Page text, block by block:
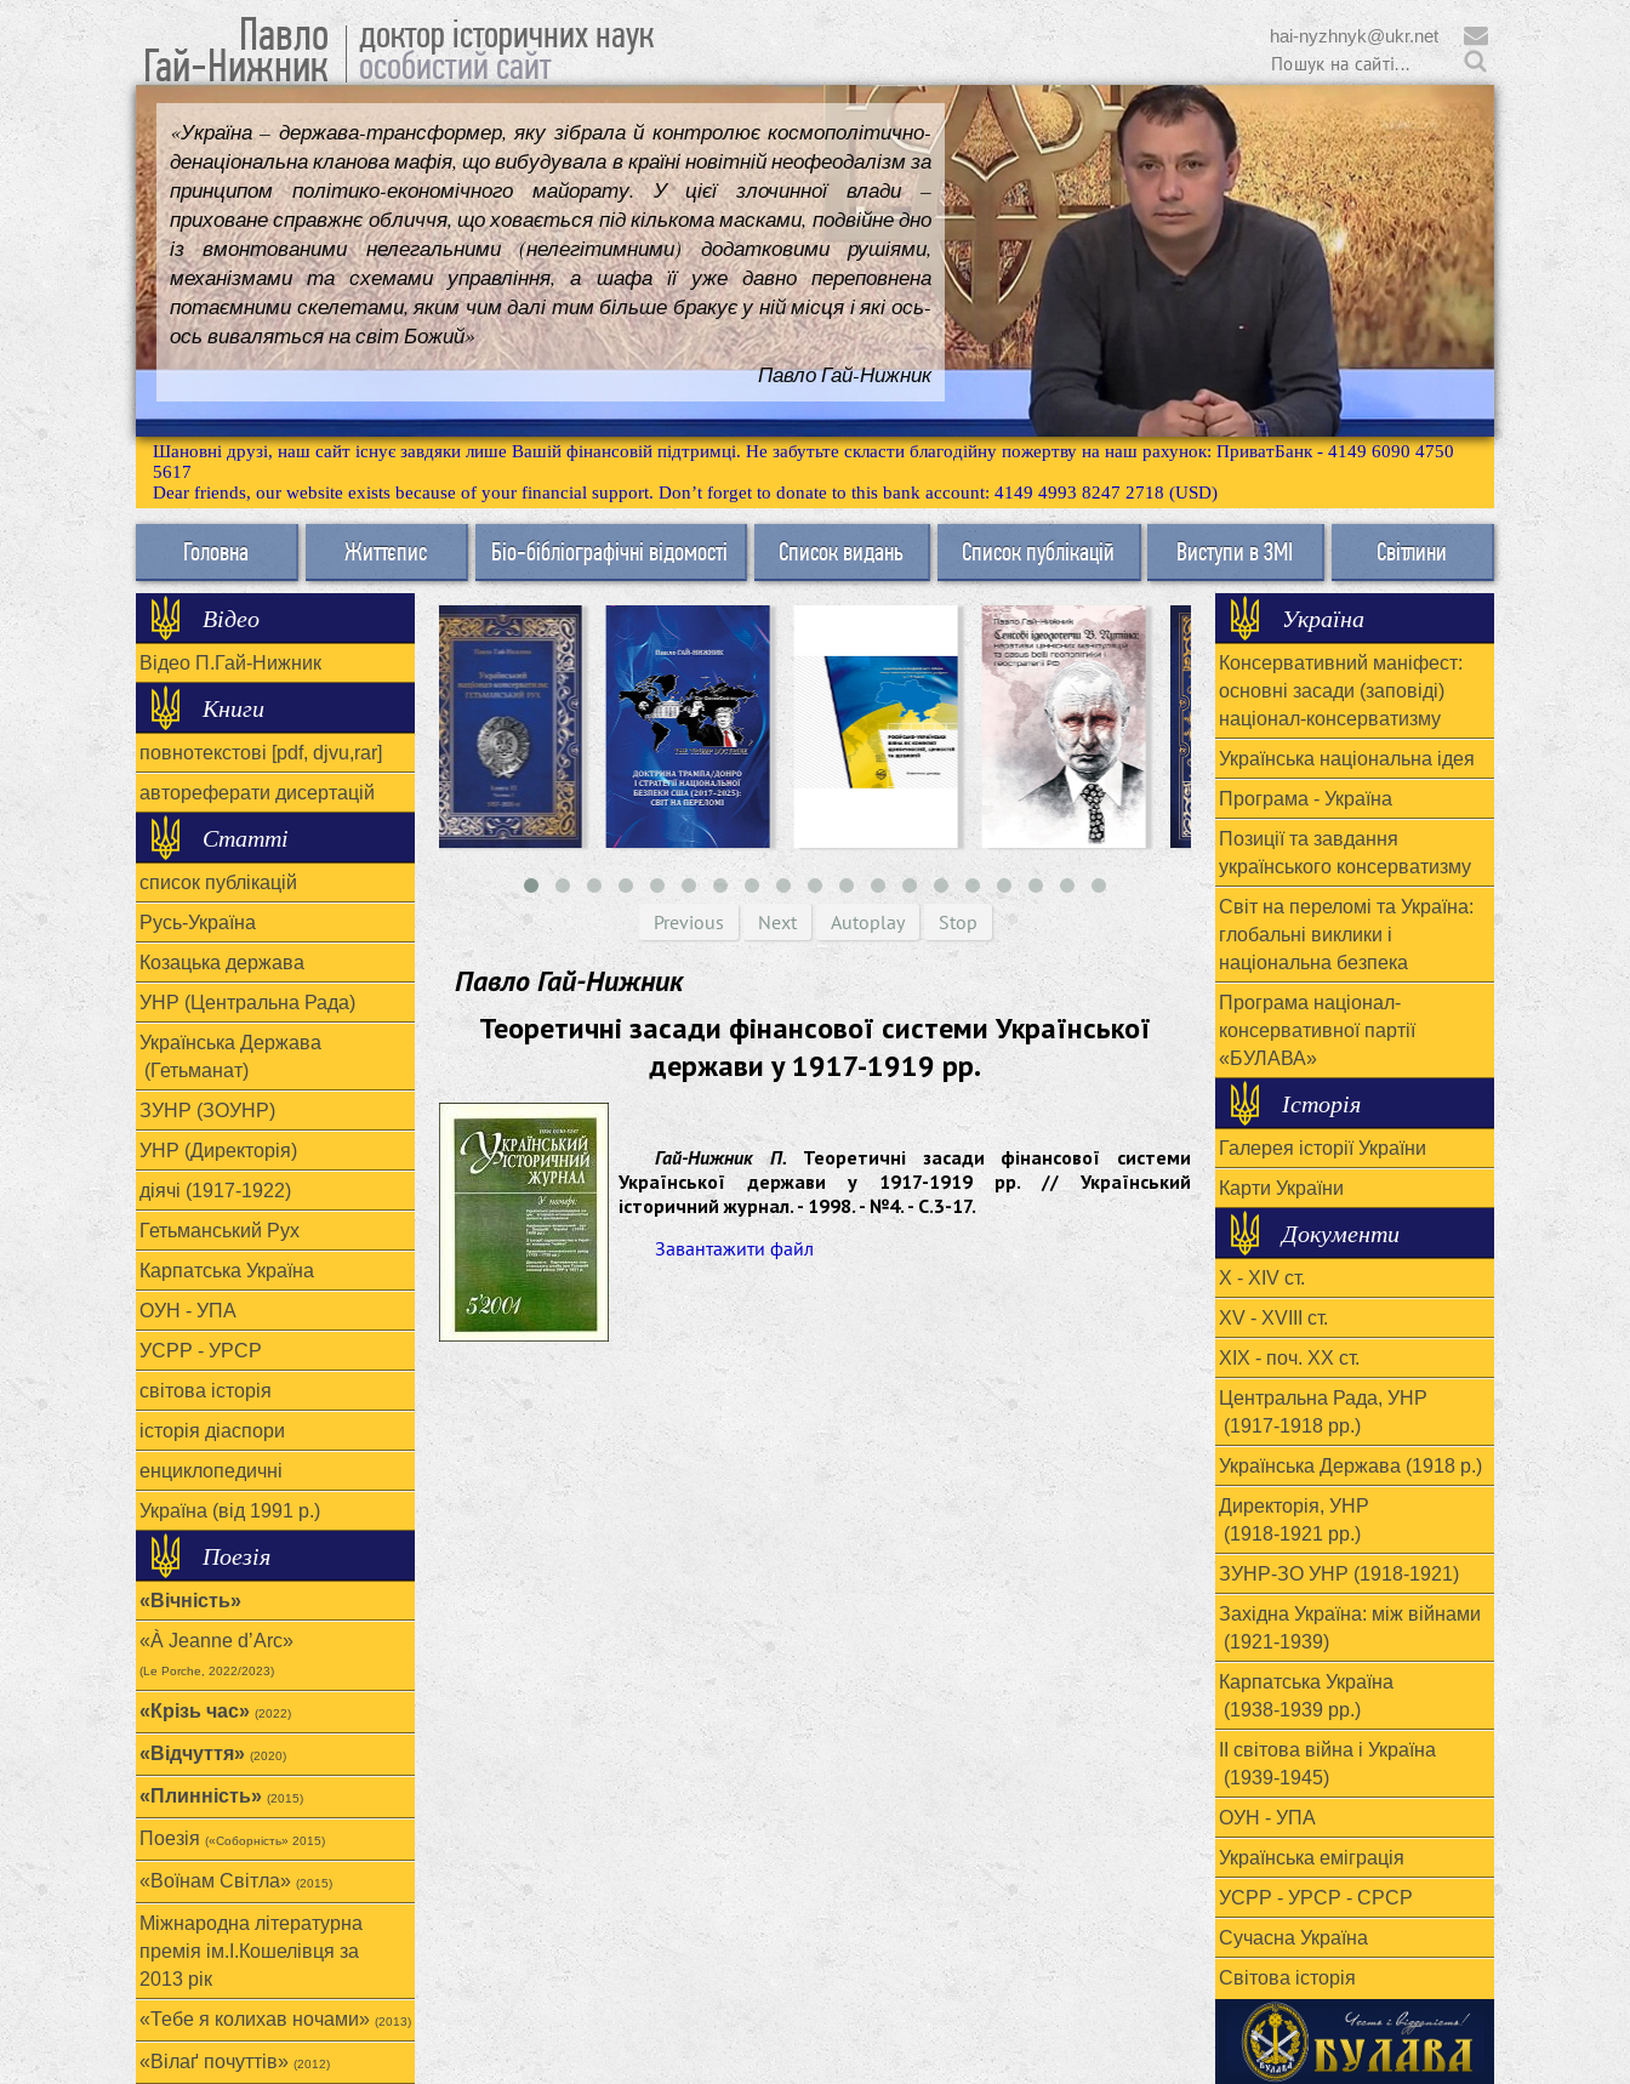
Павло
Гай-Нижник
доктор історичних наук
особистий сайт
hai-nyzhnyk@ukr.net
«Україна – держава-трансформер, яку зібрала й контролює космополітично-
денаціональна кланова мафія, що вибудувала в країні новітній неофеодалізм за
принципом політико-економічного майорату. У цієї злочинної влади –
приховане справжнє обличчя, що ховається під кількома масками, подвійне дно
із вмонтованими нелегальними (нелегітимними) додатковими рушіями,
механізмами та схемами управління, а шафа її уже давно переповнена
потаємними скелетами, яким чим далі тим більше бракує у ній місця і які ось-
ось виваляться на світ Божий»
Павло Гай-Нижник
Шановні друзі, наш сайт існує завдяки лише Вашій фінансовій підтримці. Не забутьте скласти благодійну пожертву на наш рахунок: ПриватБанк - 4149 6090 4750
5617
Dear friends, our website exists because of your financial support. Don’t forget to donate to this bank account: 4149 4993 8247 2718 (USD)
Головна Життєпис Біо-бібліографічні відомості Список видань Список публікацій Виступи в ЗМІ Світлини
Відео
Відео П.Гай-Нижник
Книги
повнотекстові [pdf, djvu,rar]
автореферати дисертацій
Статті
список публікацій
Русь-Україна
Козацька держава
УНР (Центральна Рада)
Українська Держава
(Гетьманат)
ЗУНР (ЗОУНР)
УНР (Директорія)
діячі (1917-1922)
Гетьманський Рух
Карпатська Україна
ОУН - УПА
УСРР - УРСР
світова історія
історія діаспори
енциклопедичні
Україна (від 1991 р.)
Поезія
«Вічність»
«À Jeanne d’Arc»
(Le Porche, 2022/2023)
«Крізь час» (2022)
«Відчуття» (2020)
«Плинність» (2015)
Поезія («Соборність» 2015)
«Воїнам Cвітла» (2015)
Міжнародна літературна
премія ім.І.Кошелівця за
2013 рік
«Тебе я колихав ночами» (2013)
«Вілаґ почуттів» (2012)
Previous Next Autoplay Stop
Павло Гай-Нижник
Теоретичні засади фінансової системи Української
держави у 1917-1919 рр.
Гай-Нижник П. Теоретичні засади фінансової системи
Української держави у 1917-1919 рр. // Український
історичний журнал. - 1998. - №4. - С.3-17.
Завантажити файл
Україна
Консервативний маніфест:
основні засади (заповіді)
націонал-консерватизму
Українська національна ідея
Програма - Україна
Позиції та завдання
українського консерватизму
Світ на переломі та Україна:
глобальні виклики і
національна безпека
Програма націонал-
консервативної партії
«БУЛАВА»
Історія
Галерея історії України
Карти України
Документи
X - XIV ст.
XV - XVIII ст.
ХІХ - поч. ХХ ст.
Центральна Рада, УНР
(1917-1918 рр.)
Українська Держава (1918 р.)
Директорія, УНР
(1918-1921 рр.)
ЗУНР-ЗО УНР (1918-1921)
Західна Україна: між війнами
(1921-1939)
Карпатська Україна
(1938-1939 рр.)
ІІ світова війна і Україна
(1939-1945)
ОУН - УПА
Українська еміграція
УСРР - УРСР - СРСР
Сучасна Україна
Світова історія